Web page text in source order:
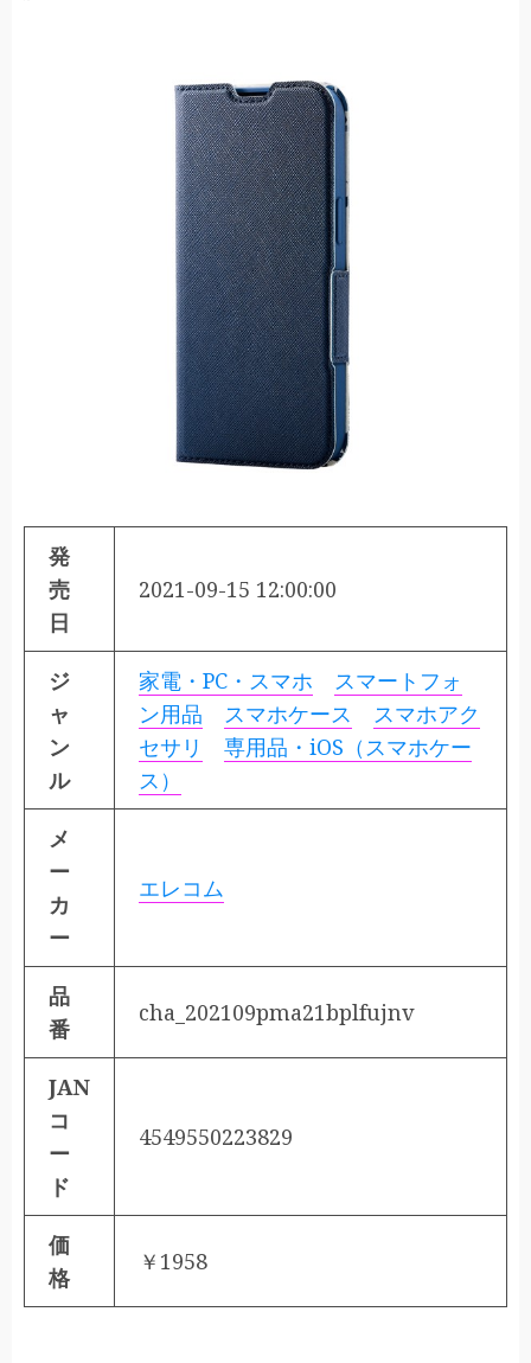
発
売
日
2021-09-15 12:00:00
ジ
ャ
ン
ル
家電・PC・スマホ
スマートフォ
ン用品
スマホケース
スマホアク
セサリ
専用品・iOS（スマホケー
ス）
メ
ー
カ
ー
エレコム
品
番
cha_202109pma21bplfujnv
JAN
コ
ー
ド
4549550223829
価
格
￥1958